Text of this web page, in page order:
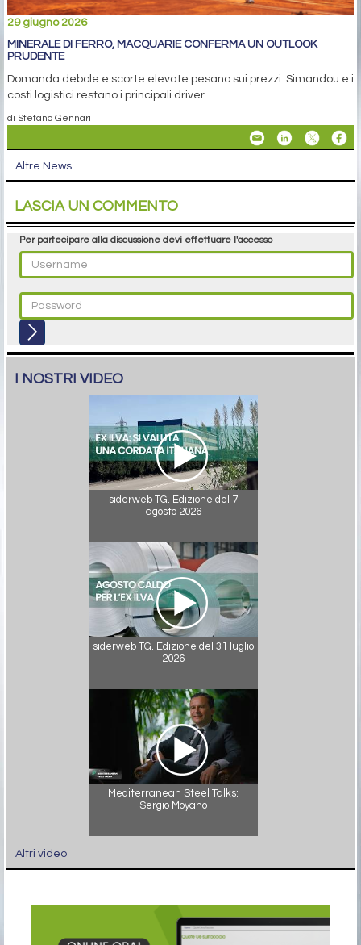
29 giugno 2026
MINERALE DI FERRO, MACQUARIE CONFERMA UN OUTLOOK
PRUDENTE
Domanda debole e scorte elevate pesano sui prezzi. Simandou e i
costi logistici restano i principali driver
di Stefano Gennari
Altre News
LASCIA UN COMMENTO
Per partecipare alla discussione devi effettuare l'accesso
I NOSTRI VIDEO
siderweb TG. Edizione del 7
agosto 2026
siderweb TG. Edizione del 31 luglio
2026
Mediterranean Steel Talks:
Sergio Moyano
Altri video